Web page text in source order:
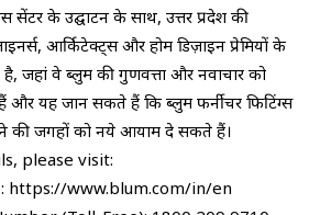
सेंटर के उद्घाटन के साथ, उत्तर प्रदेश की
आर्किटेक्ट्स और होम डिज़ाइन प्रेमियों के
जहां वे ब्लुम की गुणवत्ता और नवाचार को
और यह जान सकते हैं कि ब्लुम फर्नीचर फिटिंग्स
जगहों को नये आयाम दे सकते हैं।
please visit:
https://www.blum.com/in/en